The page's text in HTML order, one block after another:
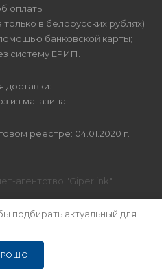
оплаты:
в белорусских рублях);
банковской карты;
систему ЕРИП.
доставки:
из магазина.
реестре: 04.01.2020 г.
агентство "Giperlink"
-"MABLES"
подбирать актуальный для